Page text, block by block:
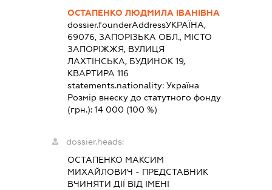
ОСТАПЕНКО ЛЮДМИЛА ІВАНІВНА
dossier.founderAddressУКРАЇНА,
69076, ЗАПОРІЗЬКА ОБЛ., МІСТО
ЗАПОРІЖЖЯ, ВУЛИЦЯ
ЛАХТІНСЬКА, БУДИНОК 19,
КВАРТИРА 116
statements.nationality: Україна
Розмір внеску до статутного фонду
(грн.): 14 000 (100 %)
dossier.heads:
ОСТАПЕНКО МАКСИМ
МИХАЙЛОВИЧ - ПРЕДСТАВНИК
ВЧИНЯТИ ДІЇ ВІД ІМЕНІ